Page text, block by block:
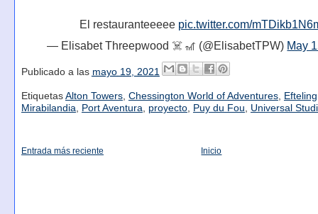
El restauranteeeee pic.twitter.com/
— Elisabet Threepwood ☠️ 🎢 (@ElisabetTPW) May
Publicado a las mayo 19, 2021
Etiquetas Alton Towers, Chessington World of Adventures, Efteling
Mirabilandia
Port Aventura proyecto, Puy du Fou Universal
Entrada más reciente Inicio